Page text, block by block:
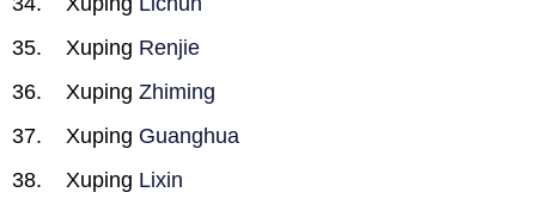
Xuping Renjie
Xuping Zhiming
Xuping Guanghua
Xuping Lixin